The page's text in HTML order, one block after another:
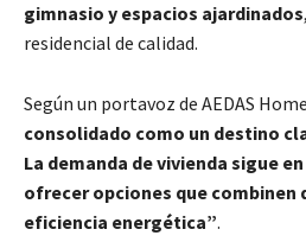
gimnasio y espacios ajardinados
residencial de calidad.
Según un portavoz de AEDAS
consolidado como un destino
La demanda de vivienda sigue
ofrecer opciones que combinen
eficiencia energética”.